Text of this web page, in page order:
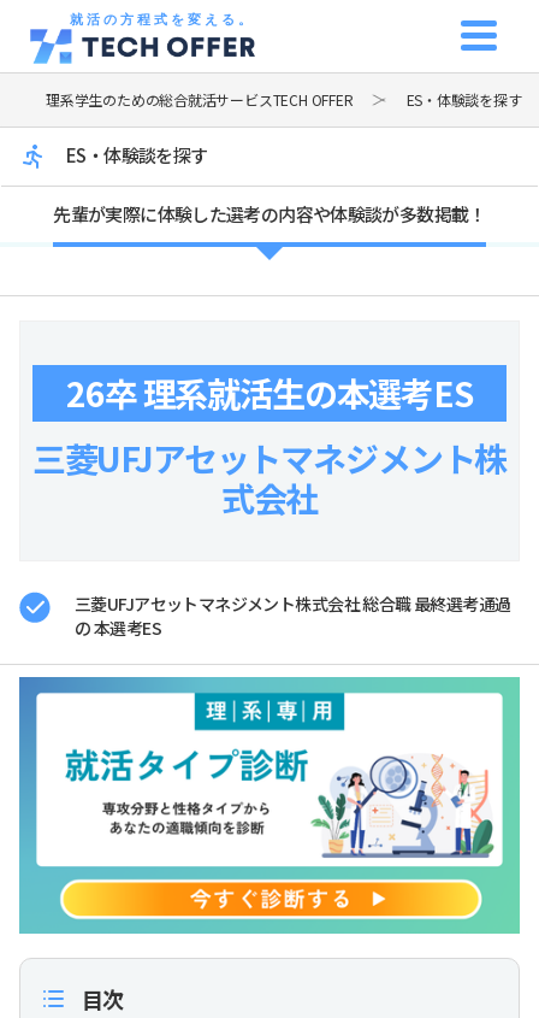
就活の方程式を変える。
理系学生のための総合就活サービスTECH OFFER ES・体験談を探す
ES・体験談を探す
先輩が実際に体験した選考の内容や体験談が多数掲載！
26卒 理系就活生の本選考ES
三菱UFJアセットマネジメント株
式会社
三菱UFJアセットマネジメント株式会社 総合職 最終選考通過
の 本選考ES
目次